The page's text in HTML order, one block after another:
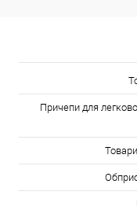
Причепи для